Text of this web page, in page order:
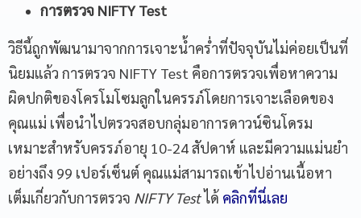
การตรวจ NIFTY Test
วิธีนี้ถูกพัฒนามาจากการเจาะน้ำคร่ำที่ปัจจุบันไม่ค่อยเป็นที่
นิยมแล้ว การตรวจ NIFTY Test คือการตรวจเพื่อหาความ
ผิดปกติของโครโมโซมลูกในครรภ์โดยการเจาะเลือดของ
คุณแม่ เพื่อนำไปตรวจสอบกลุ่มอาการดาวน์ซินโดรม
เหมาะสำหรับครรภ์อายุ 10-24 สัปดาห์ และมีความแม่นยำ
อย่างถึง 99 เปอร์เซ็นต์ คุณแม่สามารถเข้าไปอ่านเนื้อหา
เต็มเกี่ยวกับการตรวจ NIFTY Testได้ คลิกที่นี่เลย